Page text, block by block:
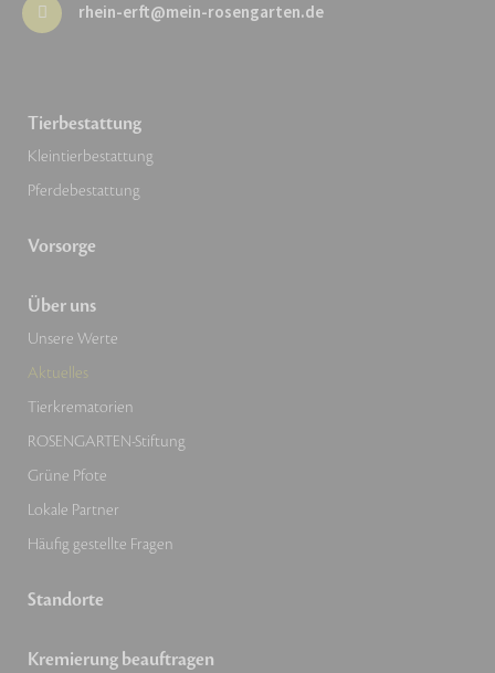
rhein-erft@mein-rosengarten.de
Tierbestattung
Kleintierbestattung
Pferdebestattung
Vorsorge
Über uns
Unsere Werte
Aktuelles
Tierkrematorien
ROSENGARTEN-Stiftung
Grüne Pfote
Lokale Partner
Häufig gestellte Fragen
Standorte
Kremierung beauftragen